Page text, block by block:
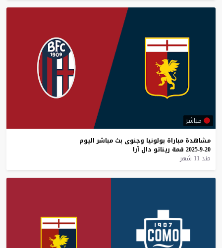
مباشر
مشاهدة مباراة بولونيا وجنوى بث مباشر اليوم
20-9-2025
قمة ريناتو دال آرا
منذ 11 شهر